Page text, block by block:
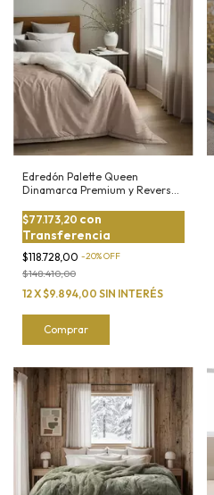
Edredón Palette Queen
Dinamarca Premium y Reverso
$118.728,00 -20%OFF
$148.410,00
$77.173,20 con
Transferencia
12X$9.894,00 SIN INTERÉS
Comprar